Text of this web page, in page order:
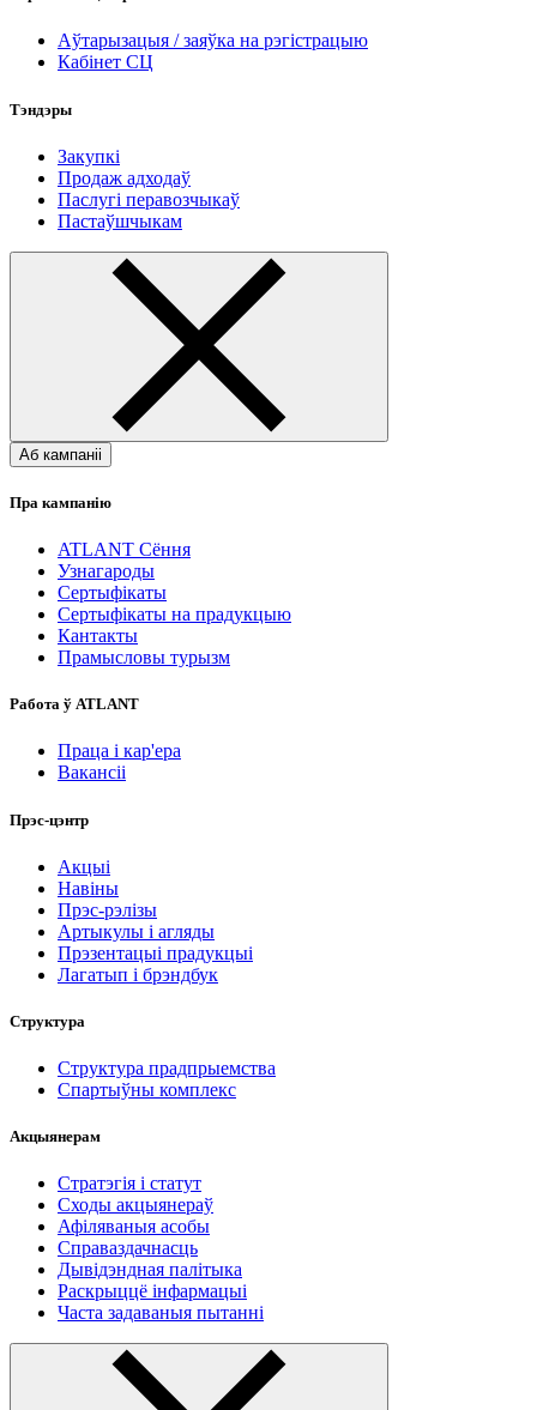
Аўтарызацыя / заяўка на рэгістрацыю
Кабінет СЦ
Тэндэры
Закупкі
Продаж адходаў
Паслугі перавозчыкаў
Пастаўшчыкам
Аб кампаніі
Пра кампанію
ATLANT Сёння
Узнагароды
Сертыфікаты
Сертыфікаты на прадукцыю
Кантакты
Прамысловы турызм
Работа ў ATLANT
Праца і кар'ера
Вакансіі
Прэс-цэнтр
Акцыі
Навіны
Прэс-рэлізы
Артыкулы і агляды
Прэзентацыі прадукцыі
Лагатып і брэндбук
Структура
Структура прадпрыемства
Спартыўны комплекс
Акцыянерам
Стратэгія і статут
Сходы акцыянераў
Афіляваныя асобы
Справаздачнасць
Дывідэндная палітыка
Раскрыццё інфармацыі
Часта задаваныя пытанні